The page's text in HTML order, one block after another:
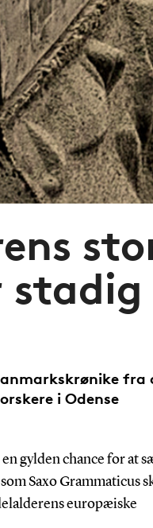
fra
i Odense
gylden chance for at
Saxo Grammaticus
europæiske